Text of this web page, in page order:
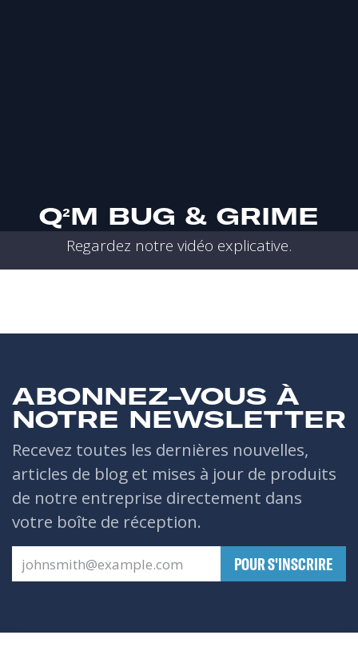
Q²M BUG & GRIME
Regardez notre vidéo explicative.
ABONNEZ-VOUS À
NOTRE NEWSLETTER
Recevez toutes les dernières nouvelles,
articles de blog et mises à jour de produits
de notre entreprise directement dans
votre boîte de réception.
​POUR S'INSCRIRE